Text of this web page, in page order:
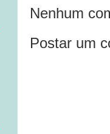
Nenhum
Postar um